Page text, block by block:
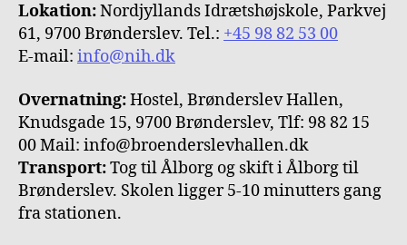
Lokation:Nordjyllands Idrætshøjskole, Parkvej
61, 9700 Brønderslev. Tel.: +45 98 82 53 00
E-mail: info@nih.dk
Overnatning:Hostel, Brønderslev Hallen,
Knudsgade 15, 9700 Brønderslev, Tlf: 98 82 15
00 Mail: info@broenderslevhallen.dk
Transport:Tog til Ålborg og skift i Ålborg til
Brønderslev. Skolen ligger 5-10 minutters gang
fra stationen.